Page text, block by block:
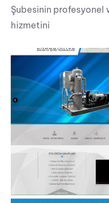
Şubesinin profesyonel
hizmetini